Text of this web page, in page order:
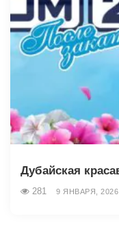
Дубайская
281 9 ЯНВАРЯ, 2026